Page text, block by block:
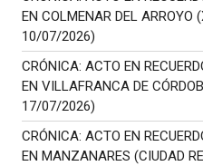
EN COLMENAR DEL ARROYO
10/07/2026)
CRÓNICA: ACTO EN
EN VILLAFRANCA DE
17/07/2026)
CRÓNICA: ACTO EN
EN MANZANARES (CIUDAD